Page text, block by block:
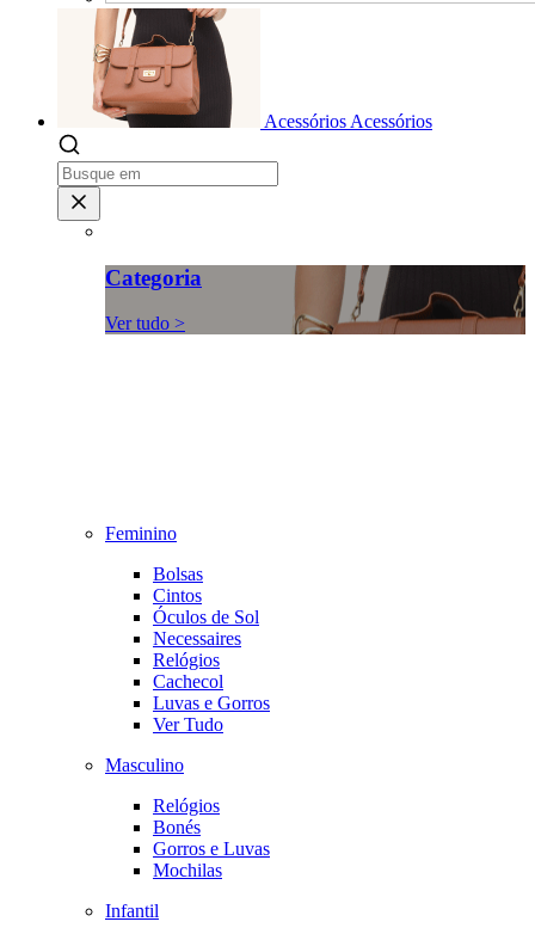
Acessórios Acessórios
Categoria
Ver tudo >
Feminino
Bolsas
Cintos
Óculos de Sol
Necessaires
Relógios
Cachecol
Luvas e Gorros
Ver Tudo
Masculino
Relógios
Bonés
Gorros e Luvas
Mochilas
Infantil